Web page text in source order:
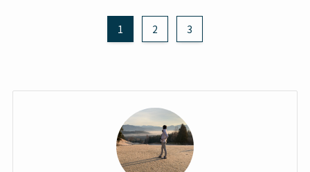
1 2 3